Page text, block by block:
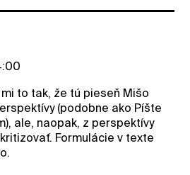
to tak, že tú pieseň Mišo
(podobne ako Píšte
ale, naopak, z perspektívy
Formulácie v texte